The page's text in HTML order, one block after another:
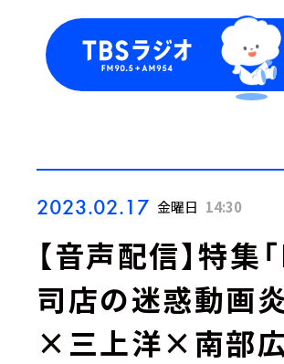
2023.02.17 金曜日 14:30
【音声配信】特
司店の迷惑動画
×三上洋×南部